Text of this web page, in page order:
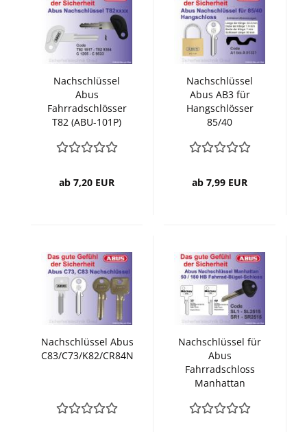
Nachschlüssel
Abus
Fahrradschlösser
T82 (ABU-101P)
9384
ab 7,20 EUR
Nachschlüssel
Abus AB3 für
Hangschlösser
85/40
ab 7,99 EUR
Nachschlüssel Abus
C83/C73/K82/CR84N
Nachschlüssel für
Abus
Fahrradschloss
Manhattan